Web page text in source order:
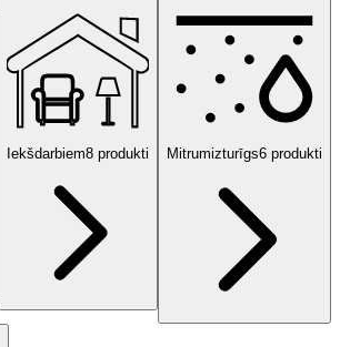
Iekšdarbiem8 produkti Mitrumizturīgs6 produkti